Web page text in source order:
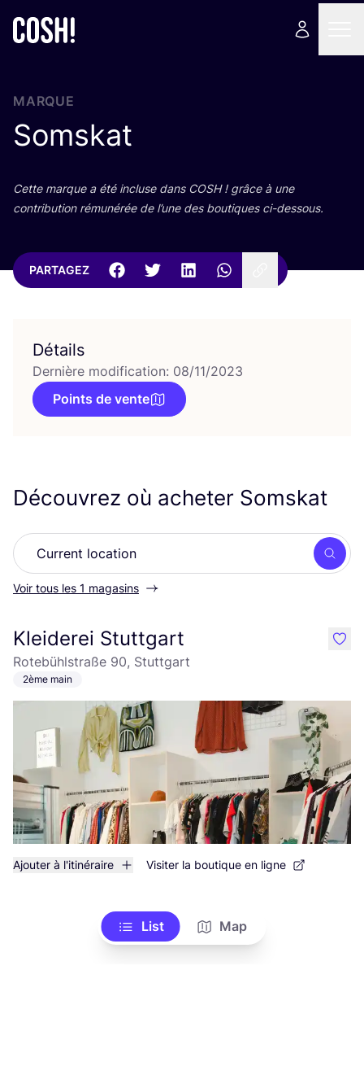
MARQUE
Somskat
Cette marque a été incluse dans COSH! grâce à une
contri­bu­tion rému­né­rée de l’une des bou­tiques ci-dessous.
PARTAGEZ
Détails
Dernière modification: 08/11/2023
Points de vente
Découvrez où acheter Somskat
Voir tous les 1 magasins
Kleiderei Stuttgart
Rotebühlstraße 90, Stuttgart
2ème main
Ajouter à l'itinéraire Visiter la boutique en ligne
like
List Map